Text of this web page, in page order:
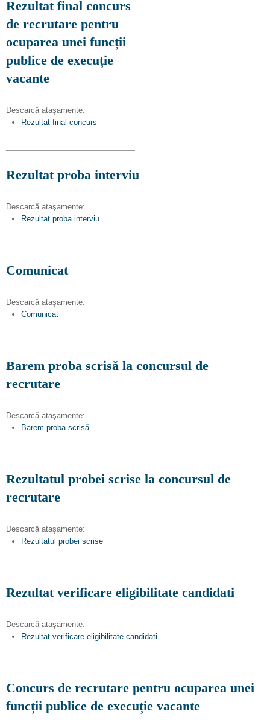
Rezultat final concurs
de recrutare pentru
ocuparea unei funcții
publice de execuție
vacante
Descarcă ataşamente:
Rezultat final concurs
Rezultat proba interviu
Descarcă ataşamente:
Rezultat proba interviu
Comunicat
Descarcă ataşamente:
Comunicat
Barem proba scrisă la concursul de
recrutare
Descarcă ataşamente:
Barem proba scrisă
Rezultatul probei scrise la concursul de
recrutare
Descarcă ataşamente:
Rezultatul probei scrise
Rezultat verificare eligibilitate candidati
Descarcă ataşamente:
Rezultat verificare eligibilitate candidati
Concurs de recrutare pentru ocuparea unei
funcții publice de execuție vacante